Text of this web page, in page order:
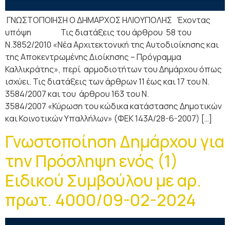
ΓΝΩΣΤΟΠΟΙΗΣΗ Ο ΔΗΜΑΡΧΟΣ ΗΛΙΟΥΠΟΛΗΣ Έχοντας
υπόψη Τις διατάξεις του άρθρου 58 του
Ν.3852/2010 «Νέα Αρχιτεκτονική της Αυτοδιοίκησης και
της Αποκεντρωμένης Διοίκησης – Πρόγραμμα
Καλλικράτης», περί αρμοδιοτήτων του Δημάρχου όπως
ισχύει. Τις διατάξεις των άρθρων 11 έως και 17 του Ν.
3584/2007 και του άρθρου 163 του Ν.
3584/2007 «Κύρωση του κώδικα κατάστασης Δημοτικών
και Κοινοτικών Υπαλλήλων» (ΦΕΚ 143Α/28-6-2007) […]
Γνωστοποίηση Δημάρχου για
την Πρόσληψη ενός (1)
Ειδικού Συμβούλου με αρ.
πρωτ. 4000/09-02-2024